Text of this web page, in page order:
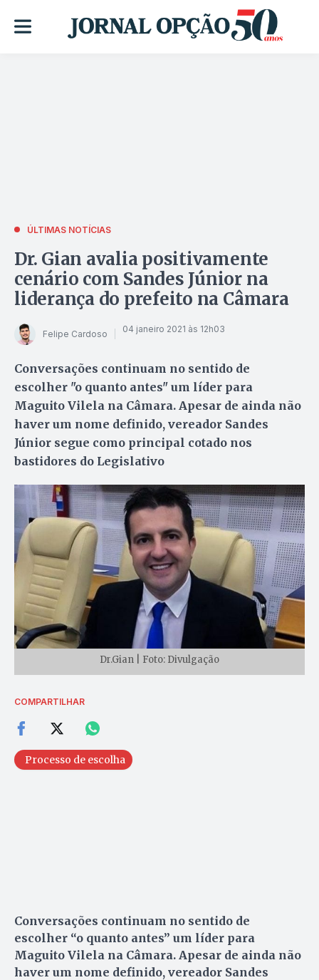
ÚLTIMAS NOTÍCIAS
Dr. Gian avalia positivamente
cenário com Sandes Júnior na
liderança do prefeito na Câmara
Felipe Cardoso 04 janeiro 2021 às 12h03
Conversações continuam no sentido de
escolher "o quanto antes" um líder para
Maguito Vilela na Câmara. Apesar de ainda não
haver um nome definido, vereador Sandes
Júnior segue como principal cotado nos
bastidores do Legislativo
Dr.Gian | Foto: Divulgação
COMPARTILHAR
Processo de escolha
Conversações continuam no sentido de
escolher “o quanto antes” um líder para
Maguito Vilela na Câmara. Apesar de ainda não
haver um nome definido, vereador Sandes